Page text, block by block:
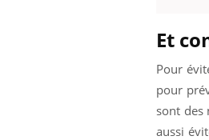
Et
Pour
pour
sont des
aussi
questions sur la